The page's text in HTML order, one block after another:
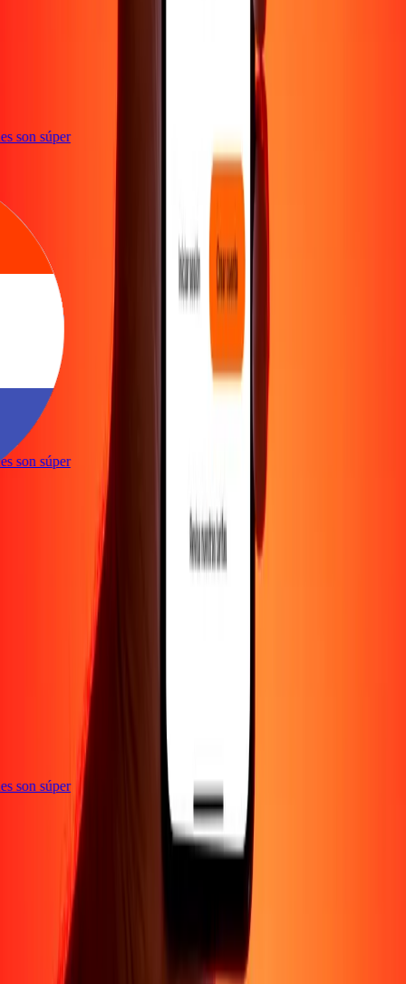
son súper
son súper
son súper
Blog Corporativo